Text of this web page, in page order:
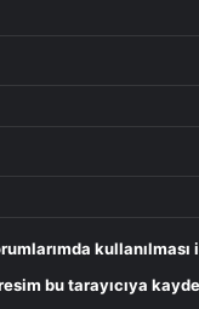
kullanılması
bu tarayıcıya